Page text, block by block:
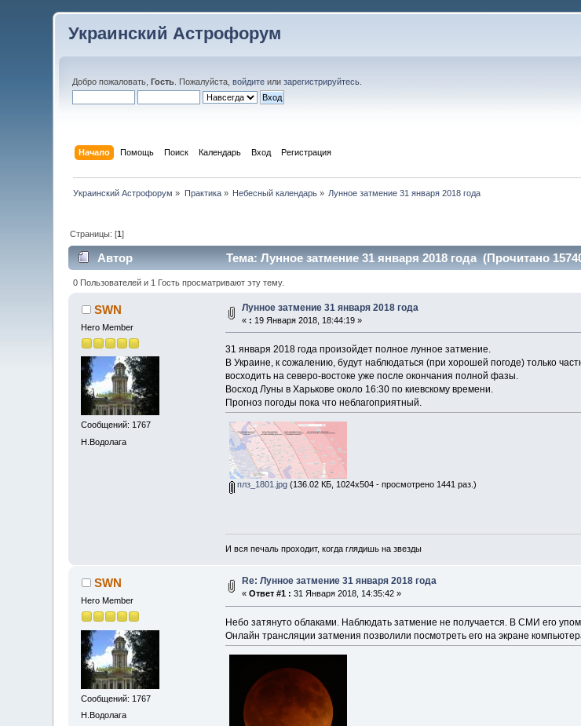
Украинский Астрофорум
Добро пожаловать,Гость . Пожалуйста,войдите илизарегистрируйтесь
Начало Помощь Поиск Календарь Вход Регистрация
Украинский Астрофорум » Практика» Небесный календарь » Лунное затмение 31 января 2018 года
Страницы: [1]
Автор Тема: Лунное затмение 31 января 2018 года (Прочитано
0 Пользователей и 1 Гость просматривают эту тему.
SWN
Hero Member
Сообщений: 1767
Н.Водолага
Лунное затмение 31 января 2018 года
« : 19 Января 2018, 18:44:19 »
31 января 2018 года произойдет полное лунное затмение.
В Украине, к сожалению, будут наблюдаться (при хорошей погоде) только
восходить на северо-востоке уже после окончания полной фазы.
Восход Луны в Харькове около 16:30 по киевскому времени.
Прогноз погоды пока что неблагоприятный.
плз_1801.jpg (136.02 КБ, 1024x504 - просмотрено 1441 раз.)
И вся печаль проходит, когда глядишь на звезды
SWN
Hero Member
Сообщений: 1767
Н.Водолага
Re: Лунное затмение 31 января 2018 года
«Ответ #1 : 31 Января 2018, 14:35:42 »
Небо затянуто облаками. Наблюдать затмение не получается. В СМИ его
Онлайн трансляции затмения позволили посмотреть его на экране